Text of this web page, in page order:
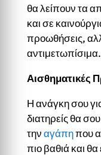
θα λείπουν τα
και σε
προωθήσεις,
Αισθηματικές
Η ανάγκη σου
διατηρείς θα
τηναγάπηπου
πιο βαθιά και